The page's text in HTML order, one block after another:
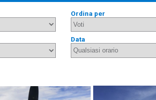
Ordina per
Data